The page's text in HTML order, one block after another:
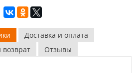
Доставка и оплата
Отзывы